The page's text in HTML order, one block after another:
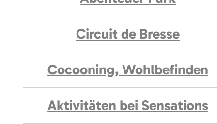
Circuit de Bresse
Cocooning, Wohlbefinden
Aktivitäten bei Sensations